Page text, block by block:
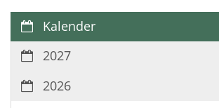
Kalender
2027
2026